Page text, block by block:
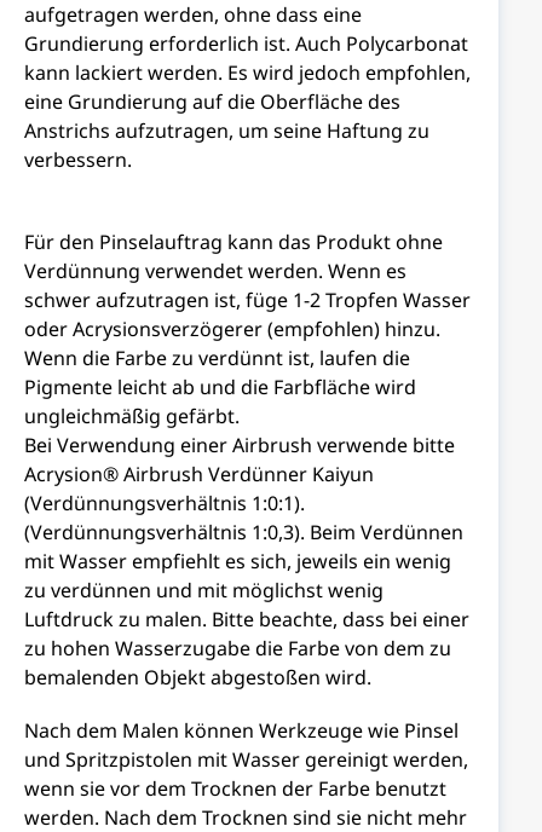
aufgetragen werden, ohne dass eine
Grundierung erforderlich ist. Auch Polycarbonat
kann lackiert werden. Es wird jedoch empfohlen,
eine Grundierung auf die Oberfläche des
Anstrichs aufzutragen, um seine Haftung zu
verbessern.
Für den Pinselauftrag kann das Produkt ohne
Verdünnung verwendet werden. Wenn es
schwer aufzutragen ist, füge 1-2 Tropfen Wasser
oder Acrysionsverzögerer (empfohlen) hinzu.
Wenn die Farbe zu verdünnt ist, laufen die
Pigmente leicht ab und die Farbfläche wird
ungleichmäßig gefärbt.
Bei Verwendung einer Airbrush verwende bitte
Acrysion® Airbrush Verdünner Kaiyun
(Verdünnungsverhältnis 1:0:1).
(Verdünnungsverhältnis 1:0,3). Beim Verdünnen
mit Wasser empfiehlt es sich, jeweils ein wenig
zu verdünnen und mit möglichst wenig
Luftdruck zu malen. Bitte beachte, dass bei einer
zu hohen Wasserzugabe die Farbe von dem zu
bemalenden Objekt abgestoßen wird.
Nach dem Malen können Werkzeuge wie Pinsel
und Spritzpistolen mit Wasser gereinigt werden,
wenn sie vor dem Trocknen der Farbe benutzt
werden. Nach dem Trocknen sind sie nicht mehr